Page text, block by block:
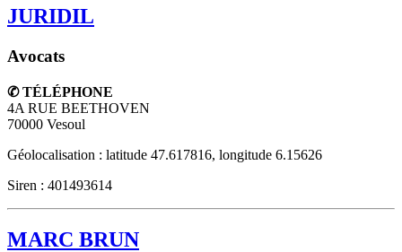
JURIDIL
Avocats
✆ TÉLÉPHONE
4A RUE BEETHOVEN
70000 Vesoul
Géolocalisation : latitude 47.617816, longitude 6.15626
Siren : 401493614
MARC BRUN